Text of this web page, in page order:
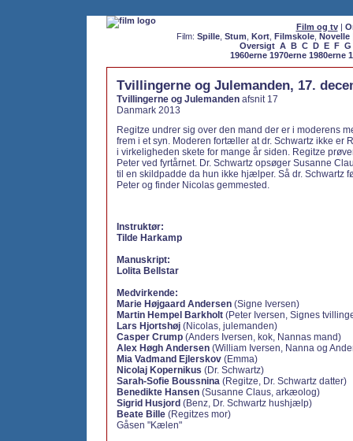
Film og tv|
Film: Spille, Stum Kort, Filmskole, Novelle
Oversigt A B C D E F G
1960erne 1970erne 1980erne
Tvillingerne og Julemanden, 17.
Tvillingerne og Julemanden afsnit 17
Danmark 2013
Regitze undrer sig over den mand der er i moderens
frem i et syn. Moderen fortæller at dr. Schwartz ikke er
i virkeligheden skete for mange år siden. Regitze
Peter ved fyrtårnet. Dr. Schwartz opsøger Susanne
til en skildpadde da hun ikke hjælper. Så dr. Schwartz
Peter og finder Nicolas gemmested.
Instruktør:
Tilde Harkamp
Manuskript:
Lolita Bellstar
Medvirkende:
Marie Højgaard Andersen (Signe Iversen)
Martin Hempel Barkholt (Peter Iversen, Signes
Lars Hjortshøj (Nicolas, julemanden)
Casper Crump (Anders Iversen, kok, Nannas mand)
Alex Høgh Andersen (William Iversen, Nanna og
Mia Vadmand Ejlerskov (Emma)
Nicolaj Kopernikus (Dr. Schwartz)
Sarah-Sofie Boussnina (Regitze, Dr. Schwartz datter)
Benedikte Hansen (Susanne Claus, arkæolog)
Sigrid Husjord (Benz, Dr. Schwartz hushjælp)
Beate Bille (Regitzes mor)
Gåsen "Kælen"